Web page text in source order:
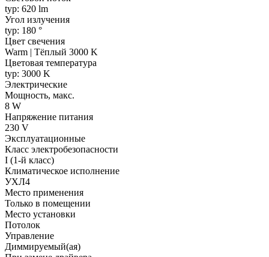
typ: 620 lm
Угол излучения
typ: 180 °
Цвет свечения
Warm | Тёплый 3000 K
Цветовая температура
typ: 3000 K
Электрические
Мощность, макс.
8 W
Напряжение питания
230 V
Эксплуатационные
Класс электробезопасности
I (1-й класс)
Климатическое исполнение
УХЛ4
Место применения
Только в помещении
Место установки
Потолок
Управление
Диммируемый(ая)